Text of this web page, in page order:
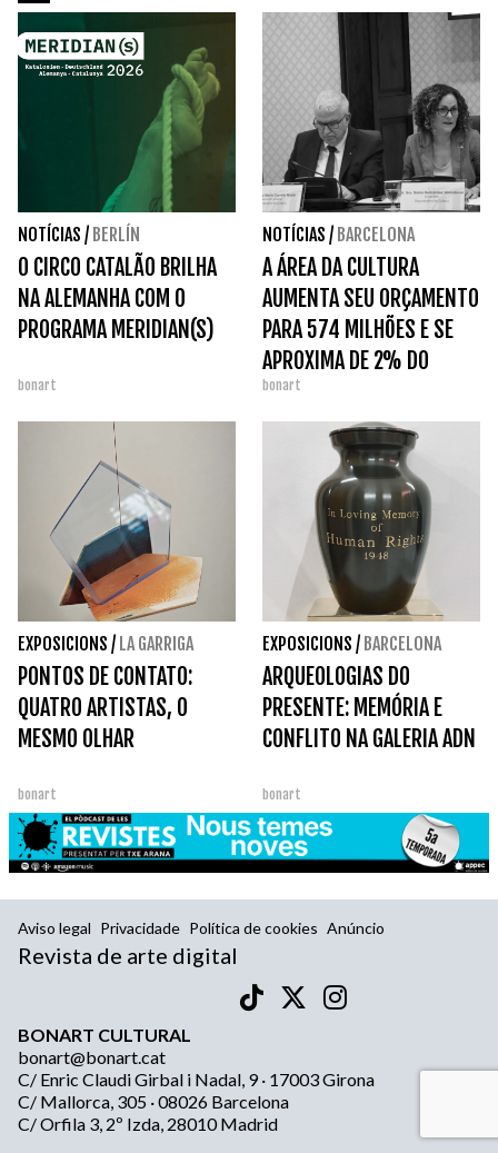
NOTÍCIAS / BERLÍN
O CIRCO CATALÃO BRILHA
NA ALEMANHA COM O
PROGRAMA MERIDIAN(S)
bonart
NOTÍCIAS / BARCELONA
A ÁREA DA CULTURA
AUMENTA SEU ORÇAMENTO
PARA 574 MILHÕES E SE
APROXIMA DE 2% DO
ORÇAMENTO DA
GENERALITAT.
bonart
EXPOSICIONS / LA GARRIGA
PONTOS DE CONTATO:
QUATRO ARTISTAS, O
MESMO OLHAR
bonart
EXPOSICIONS / BARCELONA
ARQUEOLOGIAS DO
PRESENTE: MEMÓRIA E
CONFLITO NA GALERIA ADN
bonart
Aviso legal Privacidade Política de cookies Anúncio
Revista de arte digital
BONART CULTURAL
bonart@bonart.cat
C/ Enric Claudi Girbal i Nadal, 9 · 17003 Girona
C/ Mallorca, 305 · 08026 Barcelona
C/ Orfila 3, 2º Izda, 28010 Madrid